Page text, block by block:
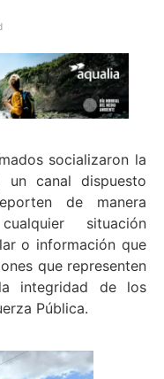
socializaron la
un canal dispuesto
de manera
situación
o información que
que representen
integridad de los
Pública.